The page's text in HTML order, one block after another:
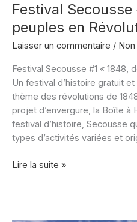
Festival Secousse
peuples en
Laisser un commentaire /
Festival Secousse #1 « 1848,
Un festival d’histoire gratuit
thème des révolutions de
projet d’envergure, la Boîte à
festival d’histoire, Secousse
types d’activités variées et
Festival
des
Lire la suite »